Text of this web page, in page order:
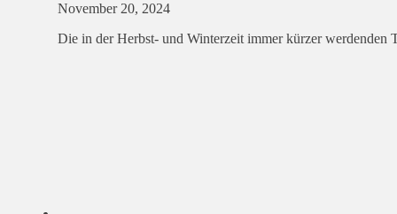
November 20, 2024
Die in der Herbst- und Winterzeit immer kürzer